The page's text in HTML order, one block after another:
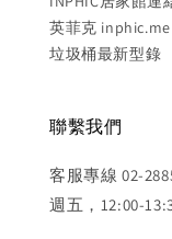
英菲克
垃圾桶最新型錄
聯繫我們
客服專線 02-
週五，12:00-